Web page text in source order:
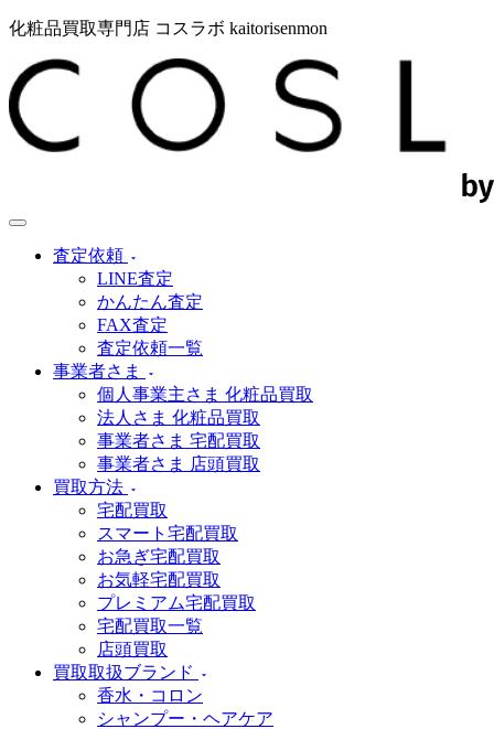
化粧品買取専門店 コスラボ kaitorisenmon
査定依頼
LINE査定
かんたん査定
FAX査定
査定依頼一覧
事業者さま
個人事業主さま 化粧品買取
法人さま 化粧品買取
事業者さま 宅配買取
事業者さま 店頭買取
買取方法
宅配買取
スマート宅配買取
お急ぎ宅配買取
お気軽宅配買取
プレミアム宅配買取
宅配買取一覧
店頭買取
買取取扱ブランド
香水・コロン
シャンプー・ヘアケア